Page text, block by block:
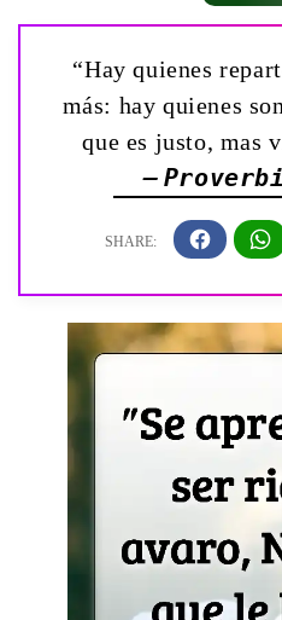
“Hay quienes
más: hay quienes
que es justo, mas
—